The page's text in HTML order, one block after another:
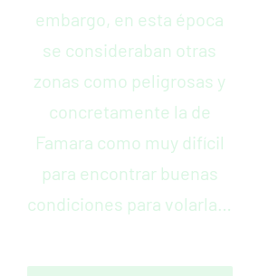
embargo, en esta época
se consideraban otras
zonas como peligrosas y
concretamente la de
Famara como muy difícil
para encontrar buenas
condiciones para volarla…